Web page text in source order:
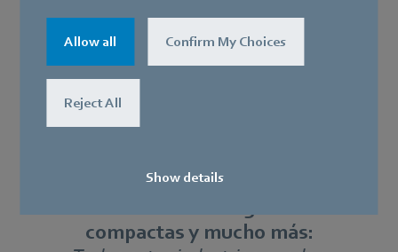
Allow all Confirm My Choices
Reject All
Show details
Más información sobre el producto
compactas y mucho más: